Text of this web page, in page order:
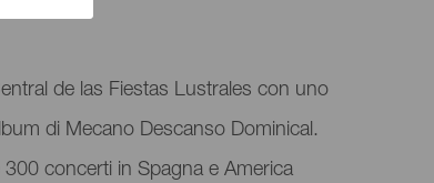
de las Fiestas Lustrales con uno
di Mecano Descanso Dominical.
concerti in Spagna e America